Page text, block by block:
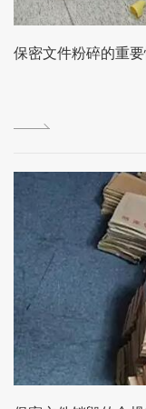
保密文件粉碎的重